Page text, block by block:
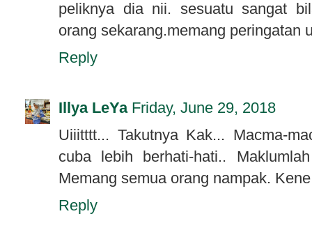
peliknya dia nii. sesuatu sangat
orang sekarang.memang peringatan
Reply
Illya LeYa Friday, June 29, 2018
Uiiitttt... Takutnya Kak... Macma-
cuba lebih berhati-hati..
Memang semua orang nampak.
Reply